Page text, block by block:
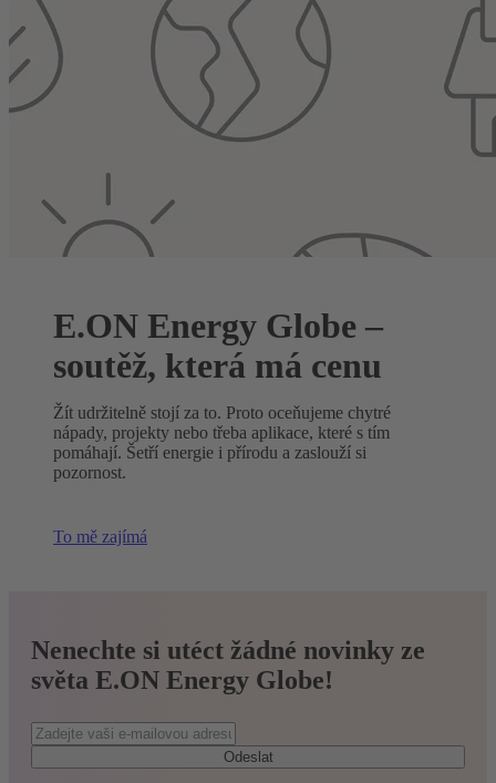
E.ON Energy Globe –
soutěž, která má cenu
Žít udržitelně stojí za to. Proto oceňujeme chytré
nápady, projekty nebo třeba aplikace, které s tím
pomáhají. Šetří energie i přírodu a zaslouží si
pozornost.
To mě zajímá
Nenechte si utéct žádné novinky ze
světa E.ON Energy Globe!
Odeslat